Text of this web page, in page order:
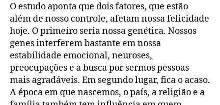
O estudo aponta que dois fatores, que estão
além de nosso controle, afetam nossa felicidade
hoje. O primeiro seria nossa genética. Nossos
genes interferem bastante em nossa
estabilidade emocional, neuroses,
preocupações e a busca por sermos pessoas
mais agradáveis. Em segundo lugar, fica o acaso.
A época em que nascemos, o país, a religião e a